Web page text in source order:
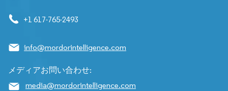
+1 617-765-2493
info@mordorintelligence.com
メディアお問い合わせ:
media@mordorintelligence.com